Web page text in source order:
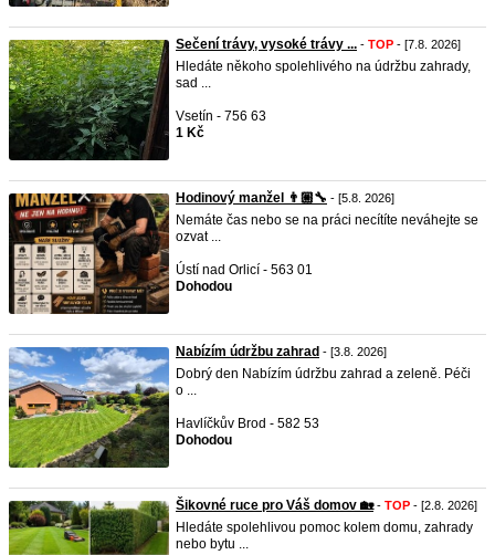
Sečení trávy, vysoké trávy ... - TOP - [7.8. 2026]
Hledáte někoho spolehlivého na údržbu zahrady,
sad ...
Vsetín - 756 63
1 Kč
Hodinový manžel 👨🏼‍🔧 - [5.8. 2026]
Nemáte čas nebo se na práci necítíte neváhejte se
ozvat ...
Ústí nad Orlicí - 563 01
Dohodou
Nabízím údržbu zahrad - [3.8. 2026]
Dobrý den Nabízím údržbu zahrad a zeleně. Péči
o ...
Havlíčkův Brod - 582 53
Dohodou
Šikovné ruce pro Váš domov 🏡- TOP - [2.8. 2026]
Hledáte spolehlivou pomoc kolem domu, zahrady
nebo bytu ...